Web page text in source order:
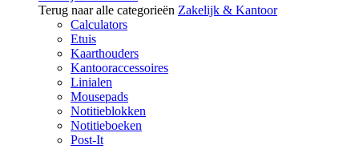
Terug naar alle categorieën Zakelijk & Kantoor
Calculators
Etuis
Kaarthouders
Kantooraccessoires
Linialen
Mousepads
Notitieblokken
Notitieboeken
Post-It